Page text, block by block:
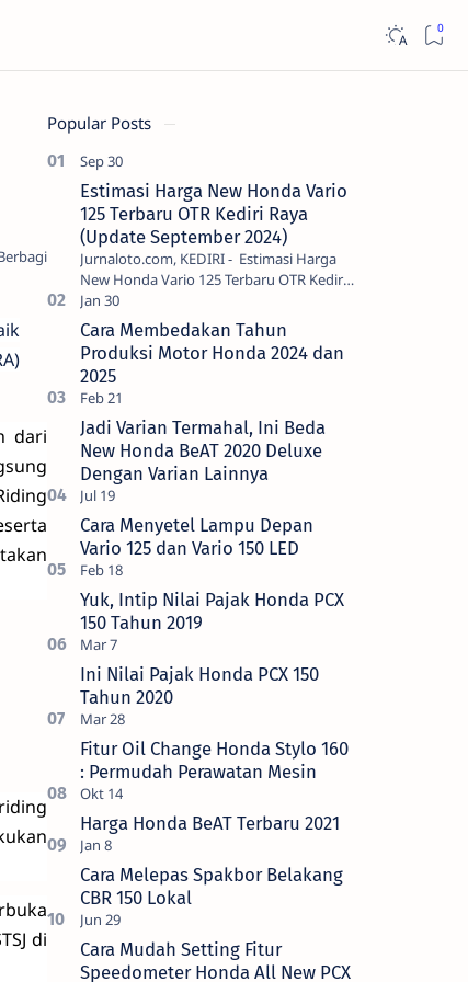
dari
di
Popular Posts
Estimasi Harga New Honda Vario
125 Terbaru OTR Kediri Raya
(Update September 2024)
Jurnaloto.com, KEDIRI - Estimasi Harga
New Honda Vario 125 Terbaru OTR Kediri
Raya (Update September 2024) Brosis
sekalian, PT Astra Honda Motor (AH…
Cara Membedakan Tahun
Produksi Motor Honda 2024 dan
2025
Jadi Varian Termahal, Ini Beda
New Honda BeAT 2020 Deluxe
Dengan Varian Lainnya
Cara Menyetel Lampu Depan
Vario 125 dan Vario 150 LED
Yuk, Intip Nilai Pajak Honda PCX
150 Tahun 2019
Ini Nilai Pajak Honda PCX 150
Tahun 2020
Fitur Oil Change Honda Stylo 160
: Permudah Perawatan Mesin
Harga Honda BeAT Terbaru 2021
Cara Melepas Spakbor Belakang
CBR 150 Lokal
Cara Mudah Setting Fitur
Speedometer Honda All New PCX